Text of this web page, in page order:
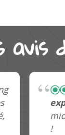
avis